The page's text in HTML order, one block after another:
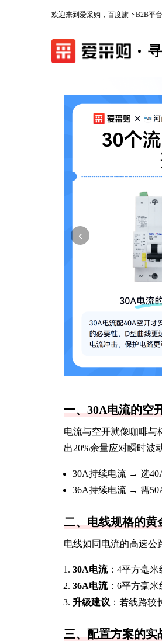
欢迎来到爱采购，百度旗下B2B平台
‹
一、30A电流的空
电流与空开就像咖啡
出20%余量应对瞬时波
30A持续电流 → 选
36A持续电流 → 需
二、电线规格的黄
电线如同电流的高速公
30A电流：4平方毫米
36A电流：6平方毫米
升级建议 ：若线路
三、配置方案的实